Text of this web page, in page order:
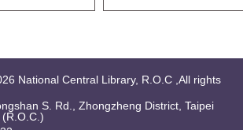
National Central Library, R.O.C ,All rights
S. Rd., Zhongzheng District, Taipei